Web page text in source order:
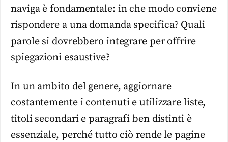
naviga è fondamentale: in che modo conviene
rispondere a una domanda specifica? Quali
parole si dovrebbero integrare per offrire
spiegazioni esaustive?
In un ambito del genere, aggiornare
costantemente i contenuti e utilizzare liste,
titoli secondari e paragrafi ben distinti è
essenziale, perché tutto ciò rende le pagine